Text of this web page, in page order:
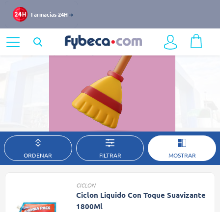
Farmacias 24H
Bazar y Hogar
Limpieza de Hogar
Descubre todo lo que Fybeca tiene para ti
ORDENAR FILTRAR MOSTRAR
CICLON
Ciclon Liquido Con Toque Suavizante
1800Ml